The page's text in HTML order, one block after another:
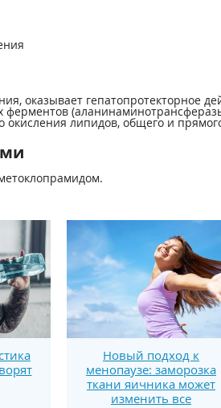
оказывает гепатопротекторное
окисления липидов, общего и
Новый подход к
менопаузе: заморозка
ткани яичника может
изменить все